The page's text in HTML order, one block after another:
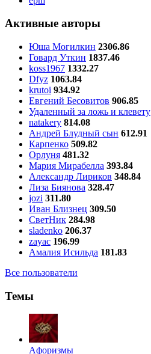
Активные авторы
Юша Могилкин 2306.86
Говард Уткин 1837.46
koss1967 1332.27
Dfyz 1063.84
krutoi 934.92
Евгений Бесовитов 906.85
Удаленный за ложь и клевету
natakery 814.08
Андрей Блудный сын 612.91
Карпенко 509.82
Орлуня 481.32
Мария Мирабелла 393.84
Александр Лириков 348.84
Лиза Биянова 328.47
jozi 311.80
Иван Близнец 309.50
СветНик 284.98
sladenko 206.37
zayac 196.99
Амалия Исильда 181.83
Все пользователи
Темы
Aфоризмы